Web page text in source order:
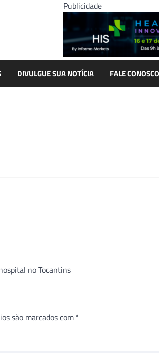
Publicidade
DIVULGUE SUA NOTÍCIA FALE CONOSCO
no Tocantins
são marcados com *